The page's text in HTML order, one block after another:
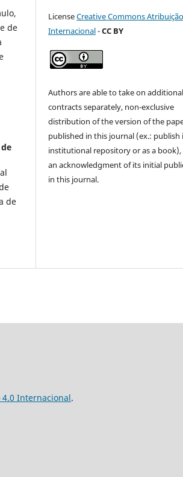
de
de
LicenseCreative Commons
Internacional-CC BY
Authors are able to take on
contracts separately, non-exclusive
distribution of the version of the
published in this journal (ex.: publish
institutional repository or as a
an acknowledgment of its initial
in this journal.
Internacional.